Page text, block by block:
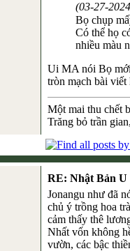
(03-27-
Bọ chụp
Có thể họ
nhiều màu
Ui MA nói Bọ mới
tròn mạch bài viết
Một mai thu chết
Trăng bỏ trần
RE: Nhật Bản U
Jonangu như đã
chủ ý trồng hoa
cảm thấy thê
Nhất vốn không
vườn, các bậc